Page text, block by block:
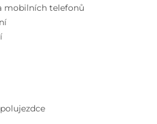
mobilních telefonů